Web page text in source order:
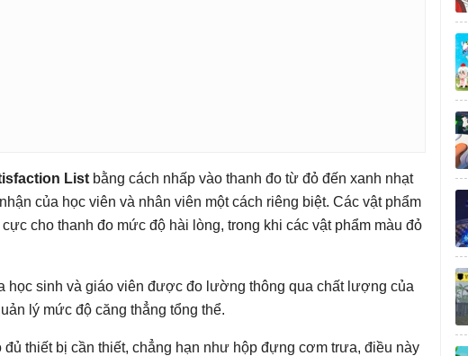
List bằng cách nhấp vào thanh đo từ đỏ đến xanh nhạt
của học viên và nhân viên một cách riêng biệt. Các vật phẩm
cho thanh đo mức độ hài lòng, trong khi các vật phẩm màu đỏ
học sinh và giáo viên được đo lường thông qua chất lượng của
lý mức độ căng thẳng tổng thể.
đủ thiết bị cần thiết, chẳng hạn như hộp đựng cơm trưa, điều này